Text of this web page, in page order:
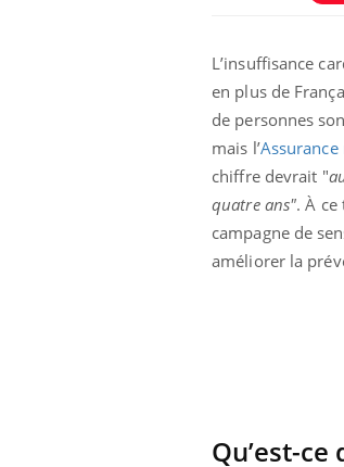
L’insuffisance
en plus de
de personnes
mais l’
chiffre devrait "
quatre ans". À
campagne de
améliorer la
Qu’est-
West Nile
t-il dans le
France ?
change